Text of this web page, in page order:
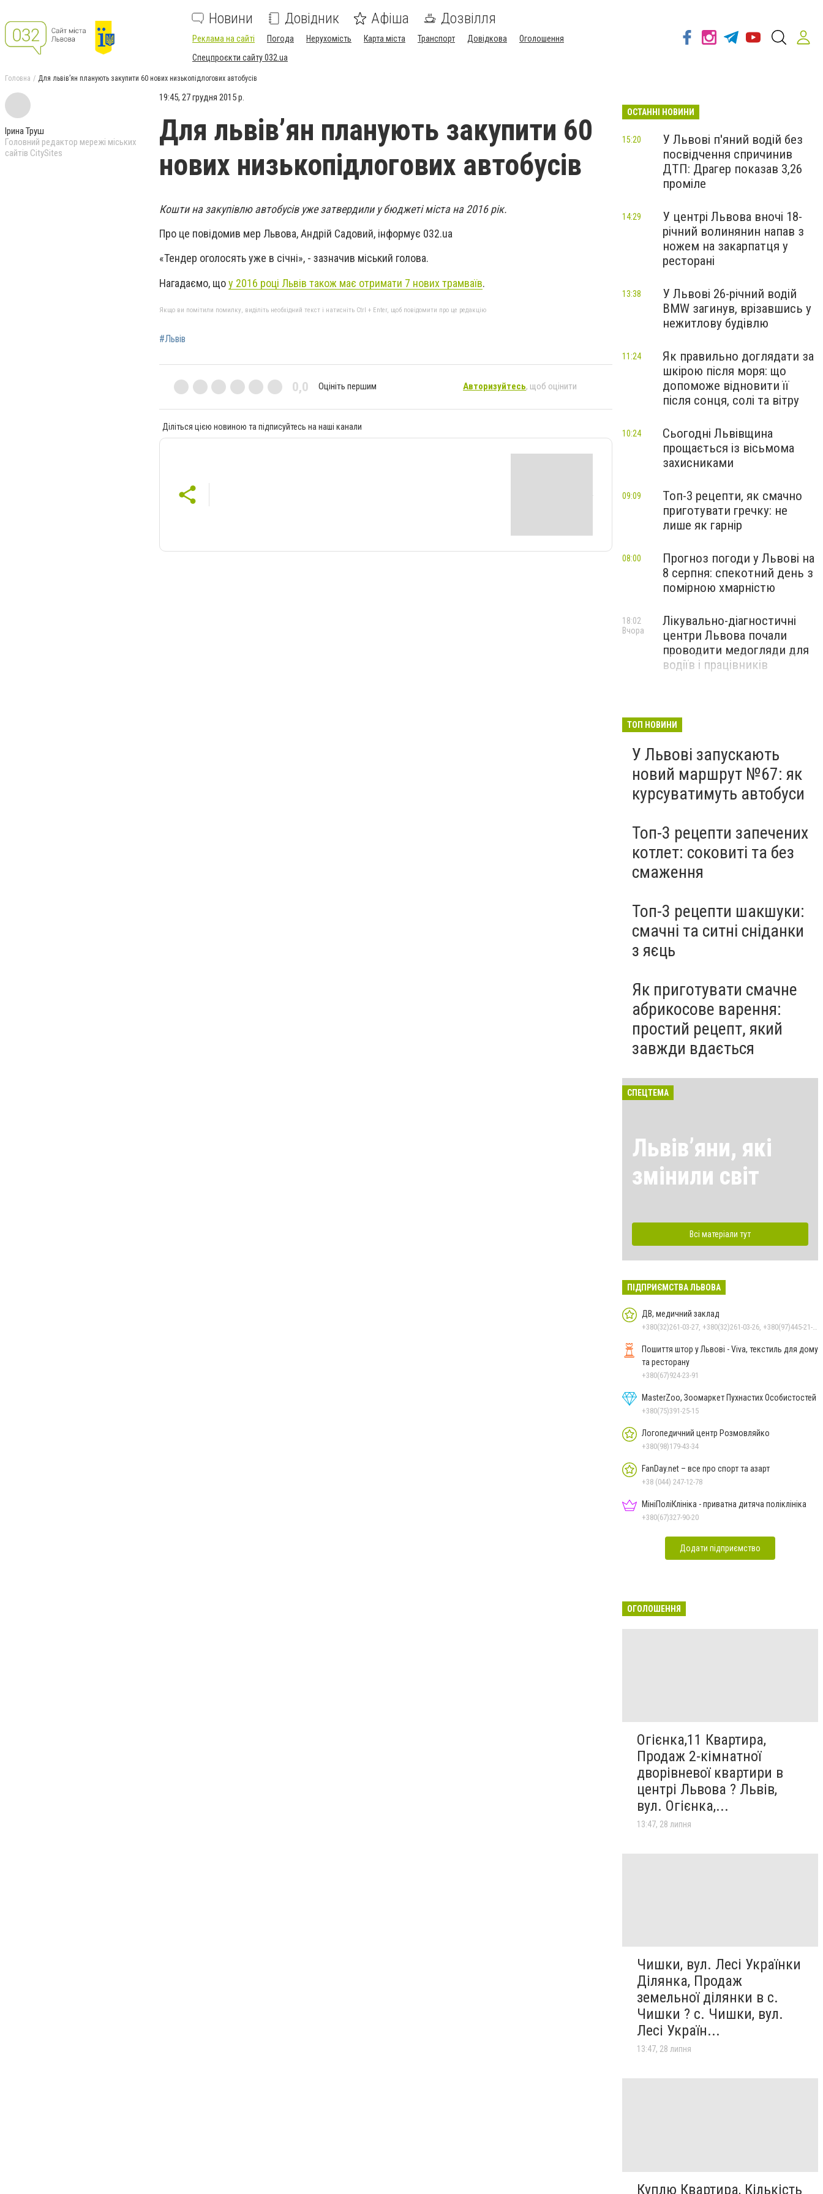
Новини Довідник Афіша Дозвілля
Реклама на сайті Погода Нерухомість Карта міста Транспорт Довідкова
Оголошення
Спецпроєкти сайту 032.ua
Головна Для львів’ян планують закупити 60 нових низькопідлогових автобусів
Ірина Труш
Головний редактор мережі міських
сайтів CitySites
19:45, 27 грудня 2015 р.
Для львів’ян планують закупити 60
нових низькопідлогових автобусів
Кошти на закупівлю автобусів уже затвердили у бюджеті міста на 2016 рік.
Про це повідомив мер Львова, Андрій Садовий, інформує 032.ua
«Тендер оголосять уже в січні», - зазначив міський голова.
Нагадаємо, щоу 2016 році Львів також має отримати 7 нових трамваїв.
Якщо ви помітили помилку, виділіть необхідний текст і натисніть Ctrl + Enter, щоб повідомити про це редакцію
#Львів
0,0 Оцініть першим Авторизуйтесь, щоб оцінити
Діліться цією новиною та підписуйтесь на наші канали
ОСТАННІ НОВИНИ
У Львові п'яний водій без
посвідчення спричинив
ДТП: Драгер показав 3,26
проміле
15:20
У центрі Львова вночі 18-
річний волинянин напав з
ножем на закарпатця у
ресторані
14:29
У Львові 26-річний водій
BMW загинув, врізавшись у
нежитлову будівлю
13:38
Як правильно доглядати за
шкірою після моря: що
допоможе відновити її
після сонця, солі та вітру
11:24
Сьогодні Львівщина
прощається із вісьмома
захисниками
10:24
Топ-3 рецепти, як смачно
приготувати гречку: не
лише як гарнір
09:09
Прогноз погоди у Львові на
8 серпня: спекотний день з
помірною хмарністю
08:00
Лікувально-діагностичні
центри Львова почали
проводити медогляди для
водіїв і працівників
18:02
Вчора
ТОП НОВИНИ
У Львові запускають
новий маршрут №67: як
курсуватимуть автобуси
Топ-3 рецепти запечених
котлет: соковиті та без
смаження
Топ-3 рецепти шакшуки:
смачні та ситні сніданки
з яєць
Як приготувати смачне
абрикосове варення:
простий рецепт, який
завжди вдається
СПЕЦТЕМА
Львівʼяни, які
змінили світ
Всі матеріали тут
ПІДПРИЄМСТВА ЛЬВОВА
ДВ, медичний заклад
Пошиття штор у Львові - Viva, текстиль для дому
та ресторану
+380(67)924-23-91
MasterZoo, Зоомаркет Пухнастих Особистостей
+380(75)391-25-15
Логопедичний центр Розмовляйко
+380(98)179-43-34
FanDay.net – все про спорт та азарт
+38 (044) 247-12-78
МініПоліКлініка - приватна дитяча поліклініка
+380(67)327-90-20
Додати підприємство
ОГОЛОШЕННЯ
Огієнка,11 Квартира,
Продаж 2-кімнатної
дворівневої квартири в
центрі Львова ? Львів,
вул. Огієнка,...
13:47, 28 липня
Чишки, вул. Лесі Українки
Ділянка, Продаж
земельної ділянки в с.
Чишки ? с. Чишки, вул.
Лесі Україн...
13:47, 28 липня
Куплю Квартира, Кількість